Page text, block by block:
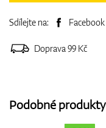
Sdílejte na: Facebook
Doprava 99 Kč
Podobné produkty